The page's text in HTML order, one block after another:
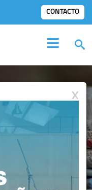
CONTACTO
X